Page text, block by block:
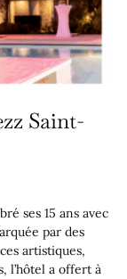
Saint-
ses 15 ans avec
par des
artistiques,
l’hôtel a offert à